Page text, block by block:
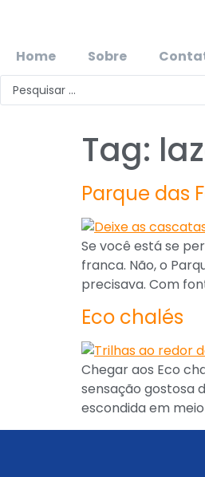
Home Sobre
Tag:
Parque das
Se você está se
franca. Não, o
precisava. Com
Eco chalés
Chegar aos Eco
sensação gostosa
escondida em